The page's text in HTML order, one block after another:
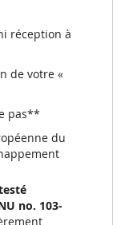
réception à
de votre «
pas**
du
no. 103-